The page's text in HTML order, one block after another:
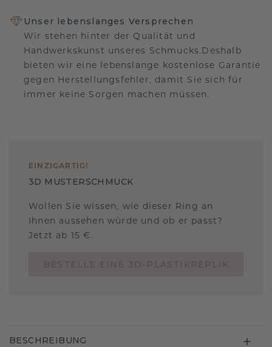
Unser lebenslanges Versprechen
Wir stehen hinter der Qualität und
Handwerkskunst unseres Schmucks.Deshalb
bieten wir eine lebenslange kostenlose Garantie
gegen Herstellungsfehler, damit Sie sich für
immer keine Sorgen machen müssen.
EINZIGARTIG !
3D MUSTERSCHMUCK
Wollen Sie wissen, wie dieser Ring an
Ihnen aussehen würde und ob er passt?
Jetzt ab 15 €.
BESCHREIBUNG